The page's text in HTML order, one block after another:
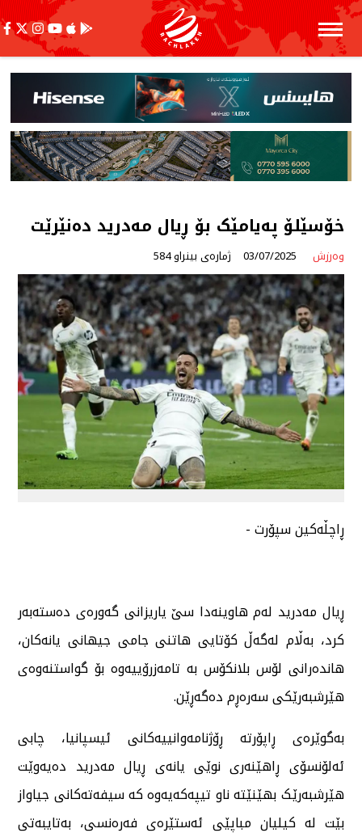
خۆسێلۆ پەیامێک بۆ ڕیال مەدرید دەنێرێت
وەرزش 03/07/2025 ژمارەی بینراو 584
ڕاچڵەکین سپۆرت -
ڕیال مەدرید لەم هاوینەدا سێ یاریزانی گەورەی دەستەبەر
کرد، بەڵام لەگەڵ کۆتایی هاتنی جامی جیهانی یانەکان،
هاندەرانی لۆس بلانکۆس بە تامەزرۆییەوە بۆ گواستنەوەی
هێرشبەرێکی سەرەڕم دەگەڕێن.
بەگوێرەی ڕاپۆرتە ڕۆژنامەوانییەکانی ئیسپانیا، چابی
ئەلۆنسۆی ڕاهێنەری نوێی یانەی ڕیال مەدرید دەیەوێت
هێرشبەرێک بهێنێتە ناو تیپەکەیەوە کە سیفەتەکانی جیاواز
بێت لە کیلیان مباپێی ئەستێرەی فەرەنسی، بەتایبەتی